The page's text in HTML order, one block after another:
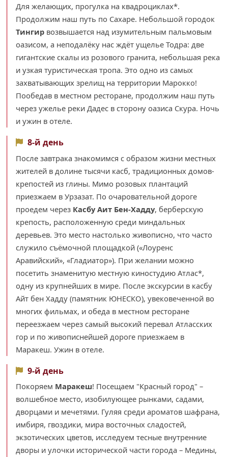
Для желающих, прогулка на квадроциклах*.
Продолжим наш путь по Сахаре. Небольшой городок
Тингир возвышается над изумительным пальмовым
оазисом, а неподалёку нас ждёт ущелье Тодра: две
гигантские скалы из розового гранита, небольшая река
и узкая туристическая тропа. Это одно из самых
захватывающих зрелищ на территории Марокко!
Пообедав в местном ресторане, продолжим наш путь
через ужелье реки Дадес в сторону оазиса Скура. Ночь
и ужин в отеле.
8-й день
После завтрака знакомимся с образом жизни местных
жителей в долине тысячи касб, традиционных домов-
крепостей из глины. Мимо розовых плантаций
приезжаем в Урзазат. По очаровательной дороге
проедем через Касбу Аит Бен-Хадду, берберскую
крепость, расположенную среди миндальных
деревьев. Это место настолько живописно, что часто
служило съёмочной площадкой («Лоуренс
Аравийский», «Гладиатор»). При желании можно
посетить знаменитую местную киностудию Атлас*,
одну из крупнейших в мире. После экскурсии в касбу
Айт бен Хадду (памятник ЮНЕСКО), увековеченной во
многих фильмах, и обеда в местном ресторане
переезжаем через самый высокий перевал Атласских
гор и по живописнейшей дороге приезжаем в
Маракеш. Ужин в отеле.
9-й день
Покоряем Маракеш! Посещаем "Красный город" –
волшебное место, изобилующее рынками, садами,
дворцами и мечетями. Гуляя среди ароматов шафрана,
имбиря, гвоздики, мира восточных сладостей,
экзотических цветов, исследуем тесные внутренние
дворы и улочки исторической части города – Медины,